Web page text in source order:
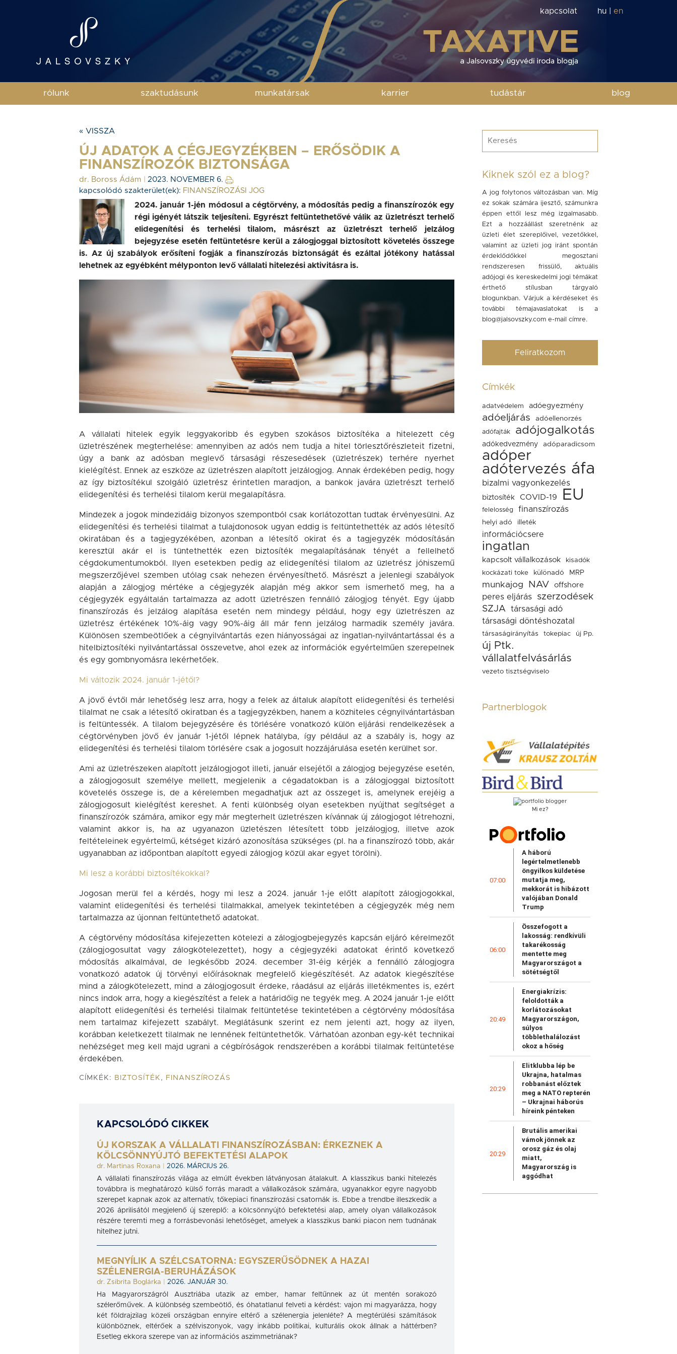
kapcsolat hu en
rólunk szaktudásunk munkatársak karrier tudástár blog
« VISSZA
ÚJ ADATOK A CÉGJEGYZÉKBEN – ERŐSÖDIK A
FINANSZÍROZÓK BIZTONSÁGA
dr. Boross Ádám
2023. NOVEMBER 6.
kapcsolódó szakterület(ek): FINANSZÍROZÁSI JOG
2024. január 1-jén módosul a cégtörvény, a módosítás pedig a finanszírozók egy
régi igényét látszik teljesíteni. Egyrészt feltüntethetővé válik az üzletrészt terhelő
elidegenítési és terhelési tilalom, másrészt az üzletrészt terhelő jelzálog
bejegyzése esetén feltüntetésre kerül a zálogjoggal biztosított követelés összege
is. Az új szabályok erősíteni fogják a finanszírozás biztonságát és ezáltal jótékony hatással
lehetnek az egyébként mélyponton levő vállalati hitelezési aktivitásra is.
A vállalati hitelek egyik leggyakoribb és egyben szokásos biztosítéka a hitelezett cég
üzletrészének megterhelése: amennyiben az adós nem tudja a hitel törlesztőrészleteit fizetni,
úgy a bank az adósban meglevő társasági részesedések (üzletrészek) terhére nyerhet
kielégítést. Ennek az eszköze az üzletrészen alapított jelzálogjog. Annak érdekében pedig, hogy
az így biztosítékul szolgáló üzletrész érintetlen maradjon, a bankok javára üzletrészt terhelő
elidegenítési és terhelési tilalom kerül megalapításra.
Mindezek a jogok mindezidáig bizonyos szempontból csak korlátozottan tudtak érvényesülni. Az
elidegenítési és terhelési tilalmat a tulajdonosok ugyan eddig is feltüntethették az adós létesítő
okiratában és a tagjegyzékében, azonban a létesítő okirat és a tagjegyzék módosításán
keresztül akár el is tüntethették ezen biztosíték megalapításának tényét a fellelhető
cégdokumentumokból. Ilyen esetekben pedig az elidegenítési tilalom az üzletrész jóhiszemű
megszerzőjével szemben utólag csak nehezen érvényesíthető. Másrészt a jelenlegi szabályok
alapján a zálogjog mértéke a cégjegyzék alapján még akkor sem ismerhető meg, ha a
cégjegyzék egyáltalán tartalmazza az adott üzletrészen fennálló zálogjog tényét. Egy újabb
finanszírozás és jelzálog alapítása esetén nem mindegy például, hogy egy üzletrészen az
üzletrész értékének 10%-áig vagy 90%-áig áll már fenn jelzálog harmadik személy javára.
Különösen szembeötlőek a cégnyilvántartás ezen hiányosságai az ingatlan-nyilvántartással és a
hitelbiztosítéki nyilvántartással összevetve, ahol ezek az információk egyértelműen szerepelnek
és egy gombnyomásra lekérhetőek.
Mi változik 2024. január 1-jétől?
A jövő évtől már lehetőség lesz arra, hogy a felek az általuk alapított elidegenítési és terhelési
tilalmat ne csak a létesítő okiratban és a tagjegyzékben, hanem a közhiteles cégnyilvántartásban
is feltüntessék. A tilalom bejegyzésére és törlésére vonatkozó külön eljárási rendelkezések a
cégtörvényben jövő év január 1-jétől lépnek hatályba, így például az a szabály is, hogy az
elidegenítési és terhelési tilalom törlésére csak a jogosult hozzájárulása esetén kerülhet sor.
Ami az üzletrészeken alapított jelzálogjogot illeti, január elsejétől a zálogjog bejegyzése esetén,
a zálogjogosult személye mellett, megjelenik a cégadatokban is a zálogjoggal biztosított
követelés összege is, de a kérelemben megadhatjuk azt az összeget is, amelynek erejéig a
zálogjogosult kielégítést kereshet. A fenti különbség olyan esetekben nyújthat segítséget a
finanszírozók számára, amikor egy már megterhelt üzletrészen kívánnak új zálogjogot létrehozni,
valamint akkor is, ha az ugyanazon üzletészen létesített több jelzálogjog, illetve azok
feltételeinek egyértelmű, kétséget kizáró azonosítása szükséges (pl. ha a finanszírozó több, akár
ugyanabban az időpontban alapított egyedi zálogjog közül akar egyet törölni).
Mi lesz a korábbi biztosítékokkal?
Jogosan merül fel a kérdés, hogy mi lesz a 2024. január 1-je előtt alapított zálogjogokkal,
valamint elidegenítési és terhelési tilalmakkal, amelyek tekintetében a cégjegyzék még nem
tartalmazza az újonnan feltüntethető adatokat.
A cégtörvény módosítása kifejezetten kötelezi a zálogjogbejegyzés kapcsán eljáró kérelmezőt
(zálogjogosultat vagy zálogkötelezettet), hogy a cégjegyzéki adatokat érintő következő
módosítás alkalmával, de legkésőbb 2024. december 31-éig kérjék a fennálló zálogjogra
vonatkozó adatok új törvényi előírásoknak megfelelő kiegészítését. Az adatok kiegészítése
mind a zálogkötelezett, mind a zálogjogosult érdeke, ráadásul az eljárás illetékmentes is, ezért
nincs indok arra, hogy a kiegészítést a felek a határidőig ne tegyék meg. A 2024 január 1-je előtt
alapított elidegenítési és terhelési tilalmak feltüntetése tekintetében a cégtörvény módosítása
nem tartalmaz kifejezett szabályt. Meglátásunk szerint ez nem jelenti azt, hogy az ilyen,
korábban keletkezett tilalmak ne lennének feltüntethetők. Várhatóan azonban egy-két technikai
nehézséget meg kell majd ugrani a cégbíróságok rendszerében a korábbi tilalmak feltüntetése
érdekében.
CÍMKÉK: BIZTOSÍTÉK , FINANSZÍROZÁS
KAPCSOLÓDÓ CIKKEK
ÚJ KORSZAK A VÁLLALATI FINANSZÍROZÁSBAN: ÉRKEZNEK A
KÖLCSÖNNYÚJTÓ BEFEKTETÉSI ALAPOK
dr. Martinas Roxana
2026. MÁRCIUS 26.
A vállalati finanszírozás világa az elmúlt években látványosan átalakult. A klasszikus banki hitelezés
továbbra is meghatározó külső forrás maradt a vállalkozások számára, ugyanakkor egyre nagyobb
szerepet kapnak azok az alternatív, tőkepiaci finanszírozási csatornák is. Ebbe a trendbe illeszkedik a
2026 áprilisától megjelenő új szereplő: a kölcsönnyújtó befektetési alap, amely olyan vállalkozások
részére teremti meg a forrásbevonási lehetőséget, amelyek a klasszikus banki piacon nem tudnának
hitelhez jutni.
MEGNYÍLIK A SZÉLCSATORNA: EGYSZERŰSÖDNEK A HAZAI
SZÉLENERGIA-BERUHÁZÁSOK
dr. Zsibrita Boglárka
2026. JANUÁR 30.
Ha Magyarországról Ausztriába utazik az ember, hamar feltűnnek az út mentén sorakozó
szélerőművek. A különbség szembeötlő, és óhatatlanul felveti a kérdést: vajon mi magyarázza, hogy
két földrajzilag közeli országban ennyire eltérő a szélenergia jelenléte? A megtérülési számítások
különböznek, eltérőek a szélviszonyok, vagy inkább politikai, kulturális okok állnak a háttérben?
Esetleg ekkora szerepe van az információs aszimmetriának?
Kiknek szól ez a blog?
A jog folytonos változásban van. Míg
ez sokak számára ijesztő, számunkra
éppen ettől lesz még izgalmasabb.
Ezt a hozzáállást szeretnénk az
üzleti élet szereplőivel, vezetőkkel,
valamint az üzleti jog iránt spontán
érdeklődőkkel megosztani
rendszeresen frissülő, aktuális
adójogi és kereskedelmi jogi témákat
érthető stílusban tárgyaló
blogunkban. Várjuk a kérdéseket és
további témajavaslatokat is a
blog@jalsovszky.com e-mail címre.
Feliratkozom
Címkék
adatvédelem adóegyezmény
adóeljárás adóellenorzés
adófajták adójogalkotás
adókedvezmény adóparadicsom
adóper
adótervezés áfa
bizalmi vagyonkezelés
biztosíték COVID-19 EU
felelosség finanszírozás
helyi adó illeték
információcsere
ingatlan
kapcsolt vállalkozások
kisadók
kockázati toke
különadó MRP
munkajog NAV offshore
peres eljárás
szerzodések
SZJA
társasági adó
társasági döntéshozatal
társaságirányítás tokepiac új Pp.
új Ptk.
vállalatfelvásárlás
vezeto tisztségviselo
Partnerblogok
Mi ez?
07:00
A háború
legértelmetlenebb
öngyilkos küldetése
mutatja meg,
mekkorát is hibázott
valójában Donald
Trump
06:00
Összefogott a
lakosság: rendkívüli
takarékosság
mentette meg
Magyarországot a
sötétségtől
20:49
Energiakrízis:
feloldották a
korlátozásokat
Magyarországon,
súlyos
többlethalálozást
okoz a hőség
20:29
Elitklubba lép be
Ukrajna, hatalmas
robbanást előztek
meg a NATO repterén
– Ukrajnai háborús
híreink pénteken
20:29
Brutális amerikai
vámok jönnek az
orosz gáz és olaj
miatt,
Magyarország is
aggódhat